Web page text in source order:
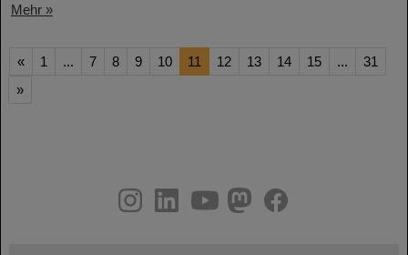
Mehr »
« 1 ... 7 8 9 10 11 12 13 14 15 ...
31
»
youtube
helmholtz.social
facebook